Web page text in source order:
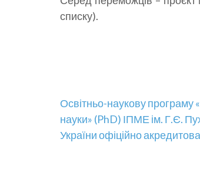
списку).
Навігація
записів
Освітньо-наукову програму
науки» (PhD) ІПМЕ ім. Г.Є.
України офіційно